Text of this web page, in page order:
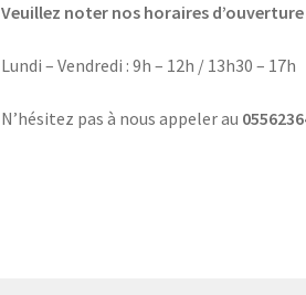
Veuillez noter nos horaires d’ouverture
Lundi – Vendredi : 9h – 12h / 13h30 – 17h
N’hésitez pas à nous appeler au